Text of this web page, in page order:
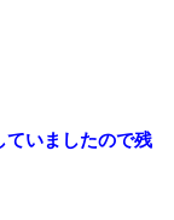
ていましたので残